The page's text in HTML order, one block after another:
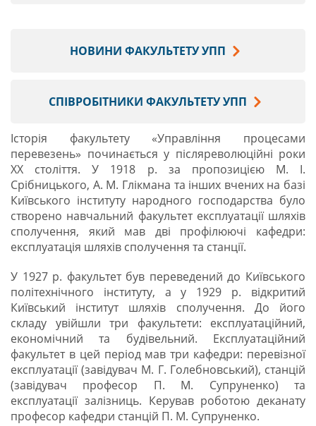
НОВИНИ ФАКУЛЬТЕТУ УПП
СПІВРОБІТНИКИ ФАКУЛЬТЕТУ УПП
Історія факультету «Управління процесами
перевезень» починається у післяреволюційні роки
ХХ століття. У 1918 р. за пропозицією М. І.
Срібницького, А. М. Глікмана та інших вчених на базі
Київського інституту народного господарства було
створено навчальний факультет експлуатації шляхів
сполучення, який мав дві профілюючі кафедри:
експлуатація шляхів сполучення та станції.
У 1927 р. факультет був переведений до Київського
політехнічного інституту, а у 1929 р. відкритий
Київський інститут шляхів сполучення. До його
складу увійшли три факультети: експлуатаційний,
економічний та будівельний. Експлуатаційний
факультет в цей період мав три кафедри: перевізної
експлуатації (завідувач М. Г. Голебновський), станцій
(завідувач професор П. М. Супруненко) та
експлуатації залізниць. Керував роботою деканату
професор кафедри станцій П. М. Супруненко.